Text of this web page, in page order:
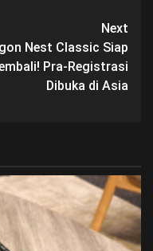
Next
Nest Classic Siap
Pra-Registrasi
Dibuka di Asia